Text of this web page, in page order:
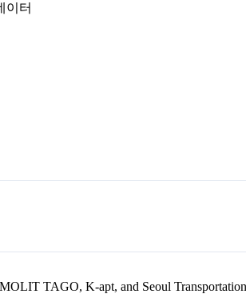
이터
TAGO, K-apt, and Seoul